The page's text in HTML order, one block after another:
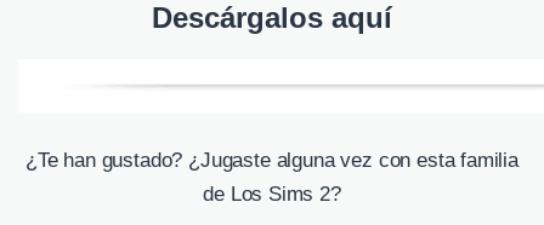
Descárgalos aquí
¿Te han gustado? ¿Jugaste alguna vez con esta familia
de Los Sims 2?